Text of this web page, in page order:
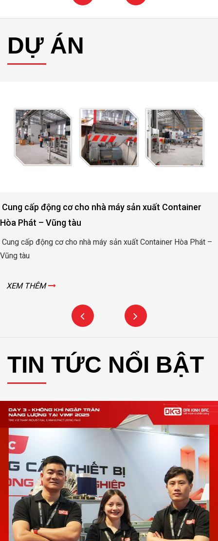
DỰ ÁN
máy sản xuất Container
sản xuất Container Hòa Phát –
Động cơ nâng hạ cửa
Động cơ nâng hạ cửa
TIN TỨC NỔI BẬT